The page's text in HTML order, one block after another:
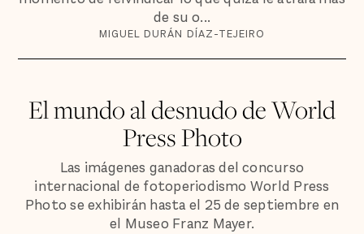
de su o...
MIGUEL DURÁN DÍAZ-TEJEIRO
El mundo al desnudo de World
Press Photo
Las imágenes ganadoras del concurso
internacional de fotoperiodismo World Press
Photo se exhibirán hasta el 25 de septiembre en
el Museo Franz Mayer.